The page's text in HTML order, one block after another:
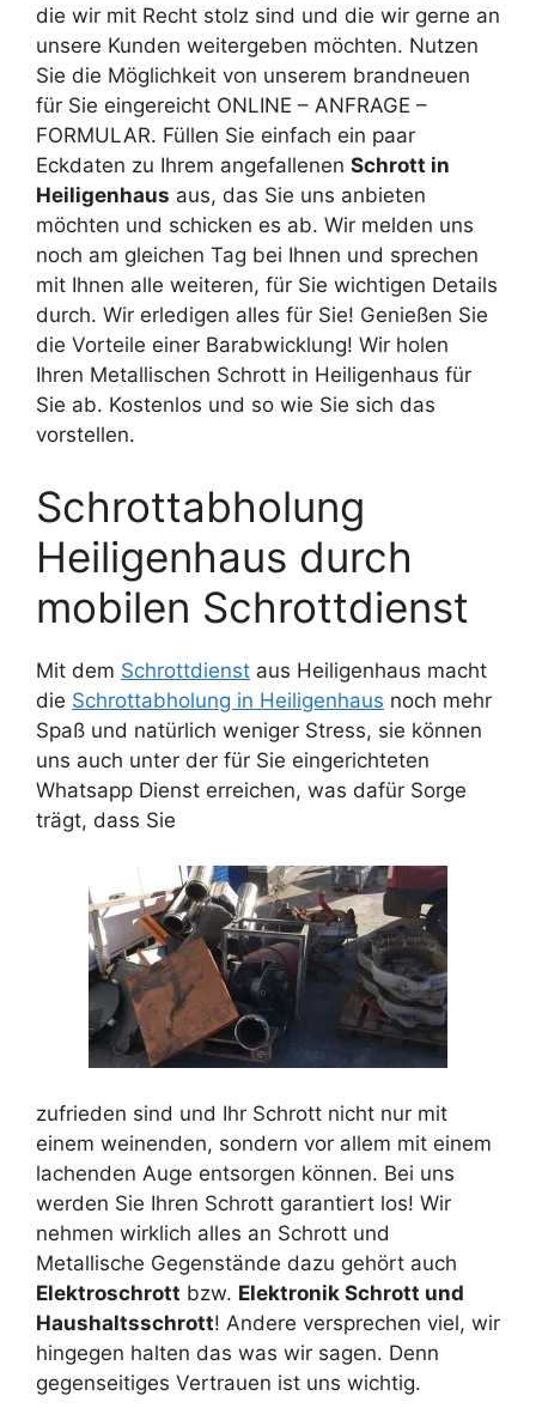
die wir mit Recht stolz sind und die wir gerne an
unsere Kunden weitergeben möchten. Nutzen
Sie die Möglichkeit von unserem brandneuen
für Sie eingereicht ONLINE – ANFRAGE –
FORMULAR. Füllen Sie einfach ein paar
Eckdaten zu Ihrem angefallenen Schrott in
Heiligenhaus aus, das Sie uns anbieten
möchten und schicken es ab. Wir melden uns
noch am gleichen Tag bei Ihnen und sprechen
mit Ihnen alle weiteren, für Sie wichtigen Details
durch. Wir erledigen alles für Sie! Genießen Sie
die Vorteile einer Barabwicklung! Wir holen
Ihren Metallischen Schrott in Heiligenhaus für
Sie ab. Kostenlos und so wie Sie sich das
vorstellen.
Schrottabholung
Heiligenhaus durch
mobilen Schrottdienst
Mit dem Schrottdienst aus Heiligenhaus macht
die Schrottabholung in Heiligenhaus noch mehr
Spaß und natürlich weniger Stress, sie können
uns auch unter der für Sie eingerichteten
Whatsapp Dienst erreichen, was dafür Sorge
trägt, dass Sie
zufrieden sind und Ihr Schrott nicht nur mit
einem weinenden, sondern vor allem mit einem
lachenden Auge entsorgen können. Bei uns
werden Sie Ihren Schrott garantiert los! Wir
nehmen wirklich alles an Schrott und
Metallische Gegenstände dazu gehört auch
Elektroschrott bzw. Elektronik Schrott und
Haushaltsschrott! Andere versprechen viel, wir
hingegen halten das was wir sagen. Denn
gegenseitiges Vertrauen ist uns wichtig.